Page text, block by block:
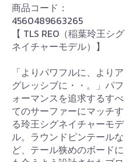
商品コード：
4560489663265
【 TLS REO（稲葉玲王シグ
ネイチャーモデル）】
「よりパワフルに、よりア
グレッシブに・・。」パフ
ォーマンスを追求するすべ
てのサーファーにマッチす
る玲王シグネイチャーモデ
ル。ラウンドピンテールな
ど、テール狭めのボードに